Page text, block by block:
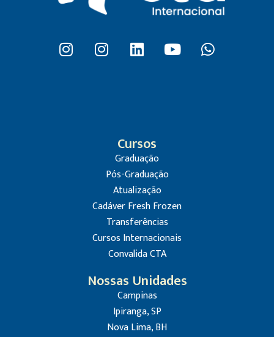
Cursos
Graduação
Pós-Graduação
Atualização
Cadáver Fresh Frozen
Transferências
Cursos Internacionais
Convalida CTA
Nossas Unidades
Campinas
Ipiranga, SP
Nova Lima, BH